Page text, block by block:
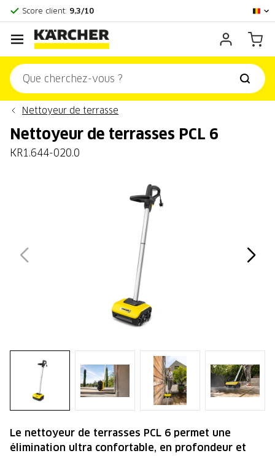
Score client: 9,3/10
Nettoyeur de terrasse
Nettoyeur de terrasses PCL 6
KR1.644-020.0
Le nettoyeur de terrasses PCL 6 permet une
élimination ultra confortable, en profondeur et